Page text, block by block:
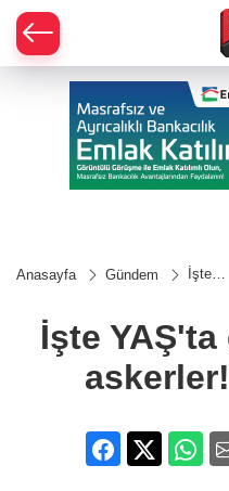
Anasayfa Gündem
İşte
edilen
Liste
İşte